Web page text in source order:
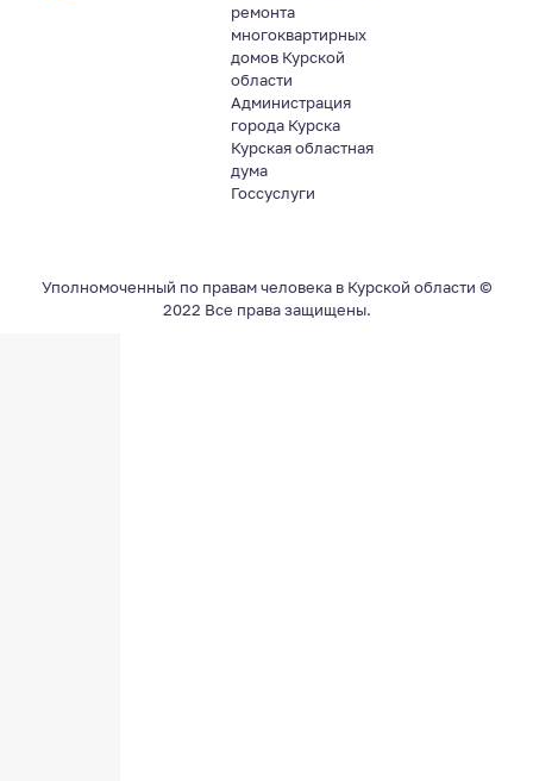
ремонта
многоквартирных
домов Курской
области
Администрация
города Курска
Курская областная
дума
Госсуслуги
Уполномоченный по правам человека в Курской области ©
2022 Все права защищены.